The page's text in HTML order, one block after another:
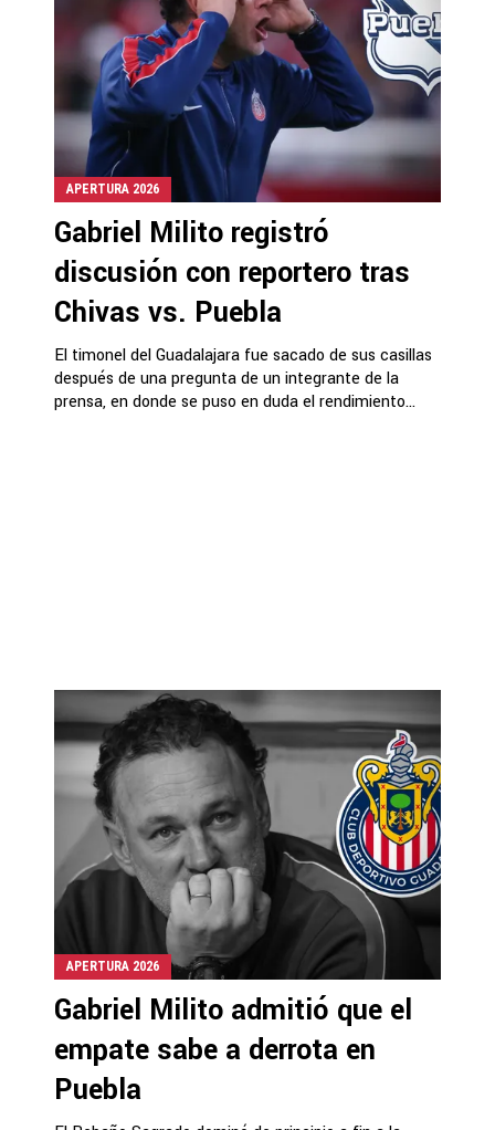
APERTURA 2026
Gabriel Milito registró
discusión con reportero tras
Chivas vs. Puebla
El timonel del Guadalajara fue sacado de sus casillas
después de una pregunta de un integrante de la
prensa, en donde se puso en duda el rendimiento...
APERTURA 2026
Gabriel Milito admitió que el
empate sabe a derrota en
Puebla